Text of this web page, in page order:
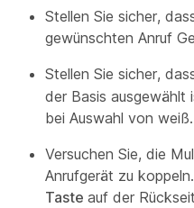
Stellen Sie sicher,
gewünschten Anruf
Stellen Sie sicher,
der Basis ausgewählt
bei Auswahl von weiß.
Versuchen Sie, die
Anrufgerät zu
Taste auf der